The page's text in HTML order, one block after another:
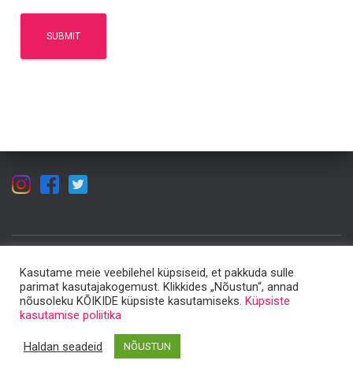
ÕPPEMATERJALID KUULA JA VAATA! ARTIKLID
MEIST
Hestia | Developed by
Kasutame meie veebilehel küpsiseid, et pakkuda sulle
parimat kasutajakogemust. Klikkides „Nõustun“, annad
nõusoleku KÕIKIDE küpsiste kasutamiseks. Küpsiste
kasutamise poliitika
Haldan seadeid NÕUSTUN